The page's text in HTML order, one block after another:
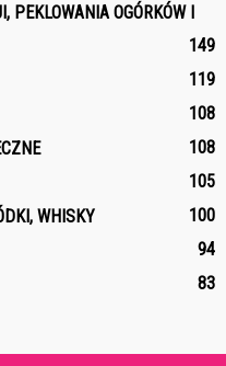
PEKLOWANIA OGÓRKÓW I
149
119
108
108
105
WHISKY
100
94
83